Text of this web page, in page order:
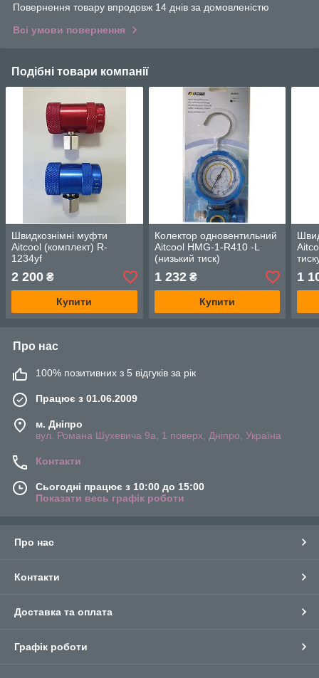
Повернення товару впродовж 14 днів за домовленістю
Всі умови повернення
Подібні товари компанії
Швидкознімні муфти
Aitcool (комплект) R-
1234yf
2 200 ₴
Купити
Колектор одновентильний
Aitcool HMG-1-R410 -L
(низький тиск)
1 232₴
Купити
1
Про нас
100% позитивних з 5 відгуків за рік
Працює з 01.06.2009
м. Дніпро
вул. Романа Шухевича 9а, 1 поверх, Дніпро, Україна
Контакти
Сьогодні працює з 10:00 до 15:00
Показати весь графік роботи
Про нас
Контакти
Доставка та оплата
Графік роботи